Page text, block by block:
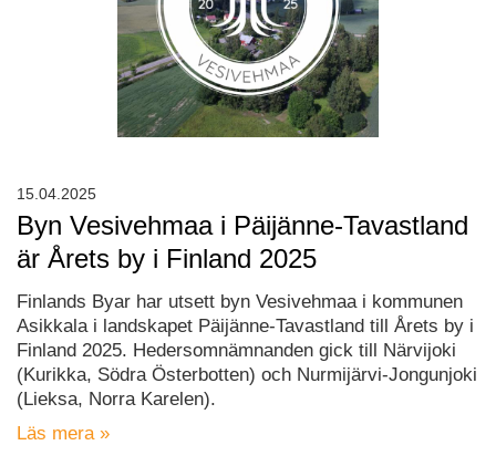
Byn Vesivehmaa i Päijänne-Tavastland
är Årets by i Finland 2025
Finlands Byar har utsett byn Vesivehmaa i kommunen
Asikkala i landskapet Päijänne-Tavastland till Årets by i
Finland 2025. Hedersomnämnanden gick till Närvijoki
(Kurikka, Södra Österbotten) och Nurmijärvi-Jongunjoki
(Lieksa, Norra Karelen).
Läs mera »
15.04.2025